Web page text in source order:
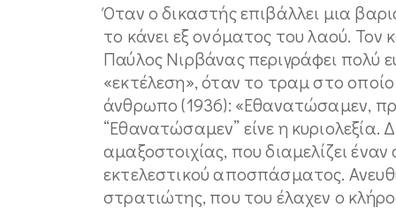
Όταν ο δικαστής επιβάλλει μια
το κάνει εξ ονόματος του λαού.
Παύλος Νιρβάνας περιγράφει πολύ
«εκτέλεση», όταν το τραμ στο
άνθρωπο (1936): «Εθανατώσαμεν,
“Εθανατώσαμεν” είνε η κυριολεξία.
αμαξοστοιχίας, που διαμελίζει
εκτελεστικού αποσπάσματος.
στρατιώτης, που του έλαχεν ο